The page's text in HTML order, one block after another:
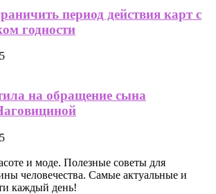
период действия карт с
годности
на обращение сына
и моде. Полезные советы для
человечества. Самые актуальные и
каждый день!